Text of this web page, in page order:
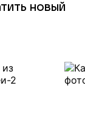
новый